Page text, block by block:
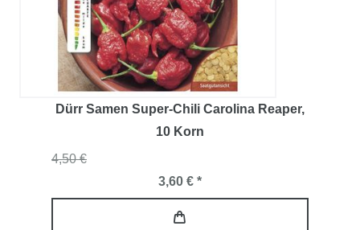
Dürr Samen Super-Chili Carolina Reaper,
10 Korn
4,50 €
3,60 € *